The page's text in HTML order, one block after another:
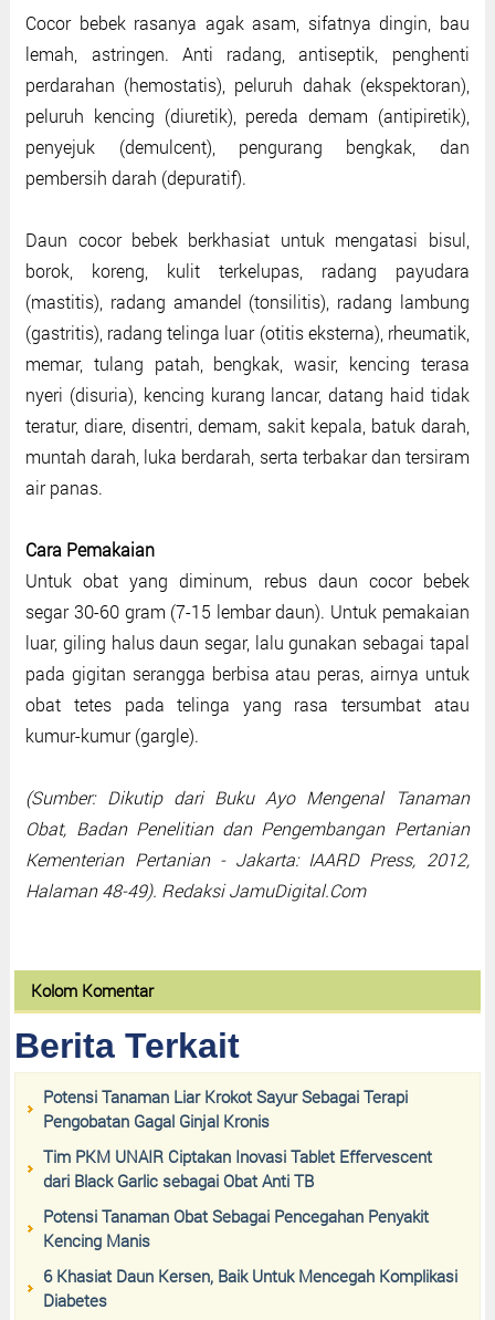
Cocor bebek rasanya agak asam, sifatnya dingin, bau
lemah, astringen. Anti radang, antiseptik, penghenti
perdarahan (hemostatis), peluruh dahak (ekspektoran),
peluruh kencing (diuretik), pereda demam (antipiretik),
penyejuk (demulcent), pengurang bengkak, dan
pembersih darah (depuratif).
Daun cocor bebek berkhasiat untuk mengatasi bisul,
borok, koreng, kulit terkelupas, radang payudara
(mastitis), radang amandel (tonsilitis), radang lambung
(gastritis), radang telinga luar (otitis eksterna), rheumatik,
memar, tulang patah, bengkak, wasir, kencing terasa
nyeri (disuria), kencing kurang lancar, datang haid tidak
teratur, diare, disentri, demam, sakit kepala, batuk darah,
muntah darah, luka berdarah, serta terbakar dan tersiram
air panas.
Cara Pemakaian
Untuk obat yang diminum, rebus daun cocor bebek
segar 30-60 gram (7-15 lembar daun). Untuk pemakaian
luar, giling halus daun segar, lalu gunakan sebagai tapal
pada gigitan serangga berbisa atau peras, airnya untuk
obat tetes pada telinga yang rasa tersumbat atau
kumur-kumur (gargle).
(Sumber: Dikutip dari Buku Ayo Mengenal Tanaman
Obat, Badan Penelitian dan Pengembangan Pertanian
Kementerian Pertanian - Jakarta: IAARD Press, 2012,
Halaman 48-49). Redaksi JamuDigital.Com
Kolom Komentar
Berita Terkait
Potensi Tanaman Liar Krokot Sayur Sebagai Terapi
Pengobatan Gagal Ginjal Kronis
Tim PKM UNAIR Ciptakan Inovasi Tablet Effervescent
dari Black Garlic sebagai Obat Anti TB
Potensi Tanaman Obat Sebagai Pencegahan Penyakit
Kencing Manis
6 Khasiat Daun Kersen, Baik Untuk Mencegah Komplikasi
Diabetes